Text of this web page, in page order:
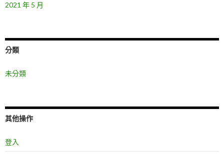
2021 年 5 月
分類
未分類
其他操作
登入